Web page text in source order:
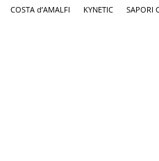
COSTA d’AMALFI KYNETIC SAPORI